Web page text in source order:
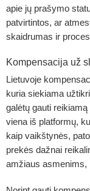
apie jų prašymo
patvirtintos, ar
skaidrumas ir
Kompensacija už
Lietuvoje
kuria siekiama
galėtų gauti
viena iš platformų,
kaip vaikštynės,
prekės dažnai
amžiaus asmenims,